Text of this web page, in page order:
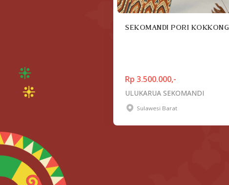
SEKOMANDI PORI KOKKONG
Rp 3.500.000,-
ULUKARUA SEKOMANDI
Sulawesi Barat